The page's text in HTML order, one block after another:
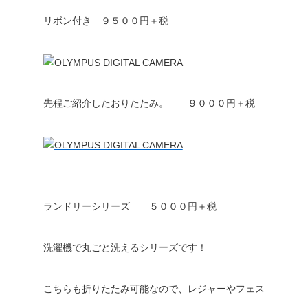
リボン付き ９５００円＋税
先程ご紹介したおりたたみ。 ９０００円＋税
ランドリーシリーズ ５０００円＋税
洗濯機で丸ごと洗えるシリーズです！
こちらも折りたたみ可能なので、レジャーやフェス